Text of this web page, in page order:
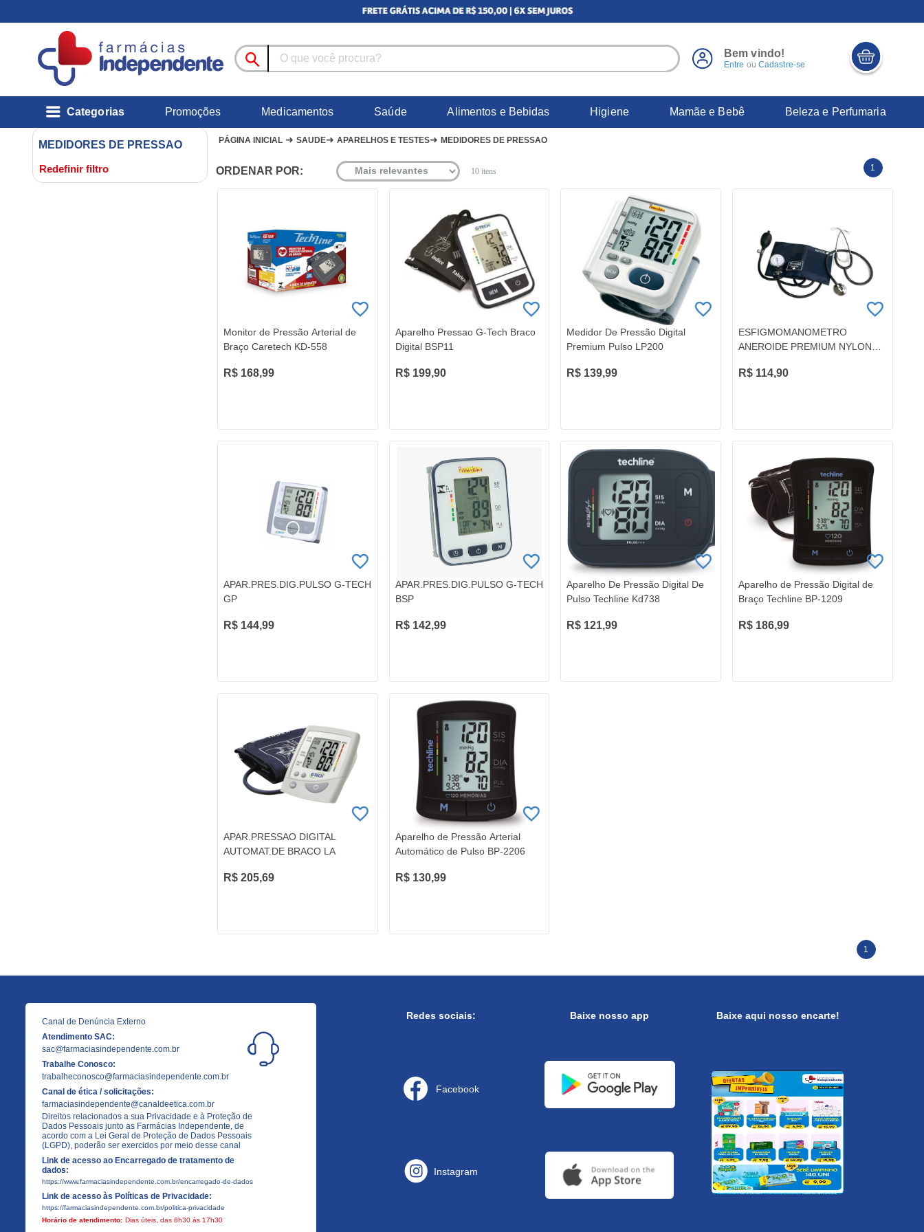
Bem vindo!
Entre ou Cadastre-se
Categorias Promoções Medicamentos Saúde Alimentos e Bebidas Higiene Mamãe e Bebê Beleza e Perfumaria
MEDIDORES DE PRESSAO
Redefinir filtro
PÁGINA INICIAL ➜ SAUDE➜ APARELHOS E TESTES➜ MEDIDORES DE PRESSAO
ORDENAR POR: 10itens 1
Monitor de Pressão Arterial de
Braço Caretech KD-558
R$ 168,99
Aparelho Pressao G-Tech Braco
Digital BSP11
R$ 199,90
Medidor De Pressão Digital
Premium Pulso LP200
R$ 139,99
ESFIGMOMANOMETRO
ANEROIDE PREMIUM NYLON
R$ 114,90
APAR.PRES.DIG.PULSO G-TECH
GP
R$ 144,99
APAR.PRES.DIG.PULSO G-TECH
BSP
R$ 142,99
Aparelho De Pressão Digital De
Pulso Techline Kd738
R$ 121,99
Aparelho de Pressão Digital de
Braço Techline BP-1209
R$ 186,99
APAR.PRESSAO DIGITAL
AUTOMAT.DE BRACO LA
R$ 205,69
Aparelho de Pressão Arterial
Automático de Pulso BP-2206
R$ 130,99
1
Canal de Denúncia Externo
Atendimento SAC:
sac@farmaciasindependente.com.br
Trabalhe Conosco:
trabalheconosco@farmaciasindependente.com.br
Canal de ética / solicitações:
farmaciasindependente@canaldeetica.com.br
Direitos relacionados a sua Privacidade e à Proteção de
Dados Pessoais junto as Farmácias Independente, de
acordo com a Lei Geral de Proteção de Dados Pessoais
(LGPD), poderão ser exercidos por meio desse canal
Link de acesso ao Encarregado de tratamento de
dados:
https://www.farmaciasindependente.com.br/encarregado-de-dados
Link de acesso às Políticas de Privacidade:
https://farmaciasindependente.com.br/politica-privacidade
Horário de atendimento: Dias úteis, das 8h30 às 17h30
Redes sociais:
Facebook
Instagram
Baixe nosso app Baixe aqui nosso encarte!